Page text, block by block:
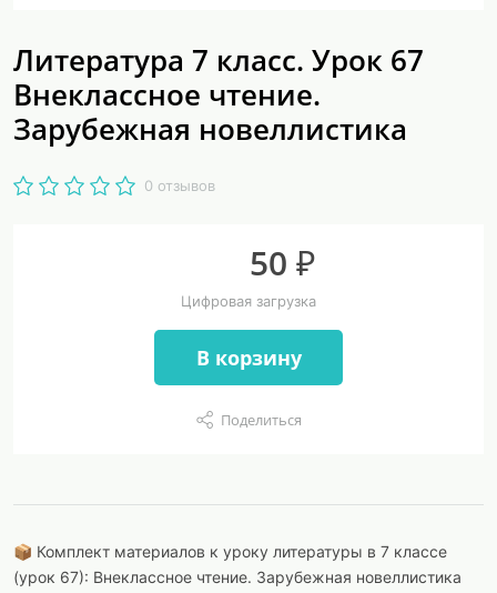
Литература 7 класс. Урок 67
Внеклассное чтение.
Зарубежная новеллистика
0 отзывов
50 ₽
Цифровая загрузка
В корзину
Поделиться
📦 Комплект материалов к уроку литературы в 7 классе
(урок 67): Внеклассное чтение. Зарубежная новеллистика